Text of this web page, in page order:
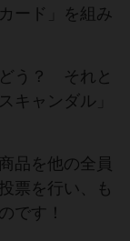
ード」を組み
う？ それと
キャンダル」
品を他の全員
票を行い、も
です！